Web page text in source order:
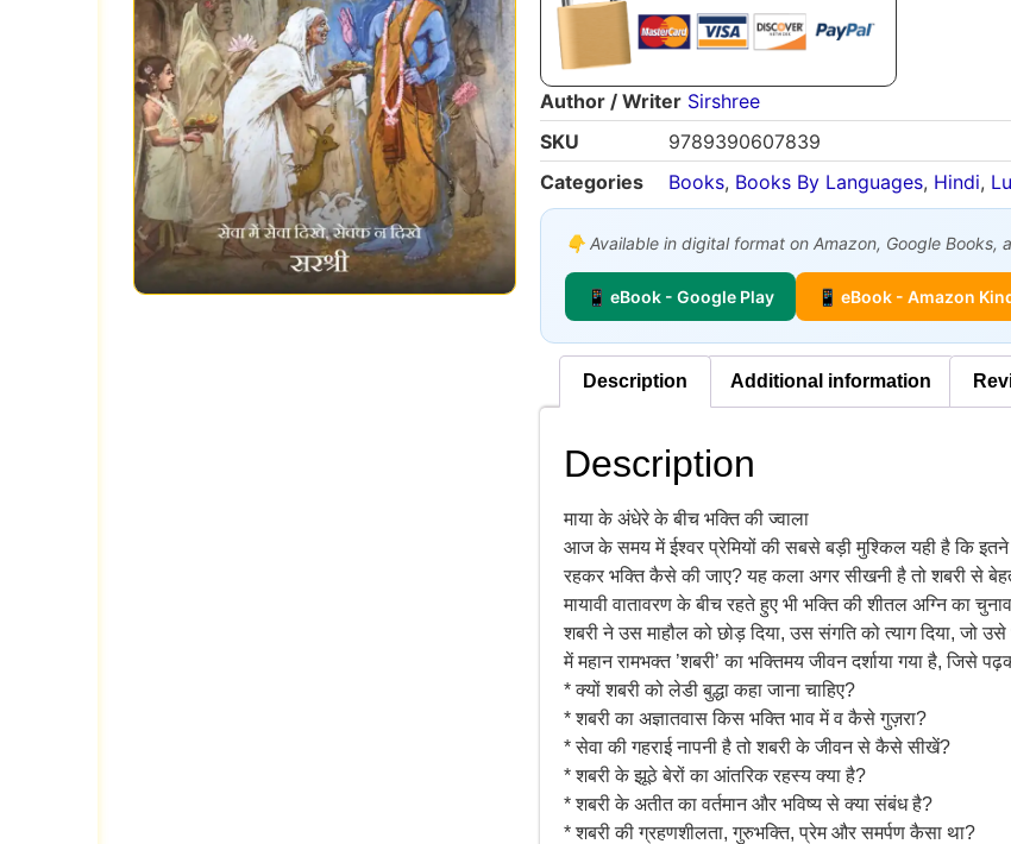
Author / Writer Sirshree
SKU
9789390607839
Categories
Books, Books By Languages, Hindi,
👇 Available in digital format on Amazon, Google
📱 eBook - Google Play 📱 eBook - Amazon
Description Additional information
Description
माया के अंधेरे के बीच भक्ति की ज्वाला
आज के समय में ईश्वर प्रेमियों की सबसे बड़ी मुश्किल यही है कि
रहकर भक्ति कैसे की जाए? यह कला अगर सीखनी है तो शबरी से
मायावी वातावरण के बीच रहते हुए भी भक्ति की शीतल अग्नि का
शबरी ने उस माहौल को छोड़ दिया, उस संगति को त्याग दिया,
में महान रामभक्त ’शबरी’ का भक्तिमय जीवन दर्शाया गया है,
* क्यों शबरी को लेडी बुद्धा कहा जाना चाहिए?
* शबरी का अज्ञातवास किस भक्ति भाव में व कैसे गुज़रा?
* सेवा की गहराई नापनी है तो शबरी के जीवन से कैसे सीखें?
* शबरी के झूठे बेरों का आंतरिक रहस्य क्या है?
* शबरी के अतीत का वर्तमान और भविष्य से क्या संबंध है?
* शबरी की ग्रहणशीलता, गुरुभक्ति, प्रेम और समर्पण कैसा था?